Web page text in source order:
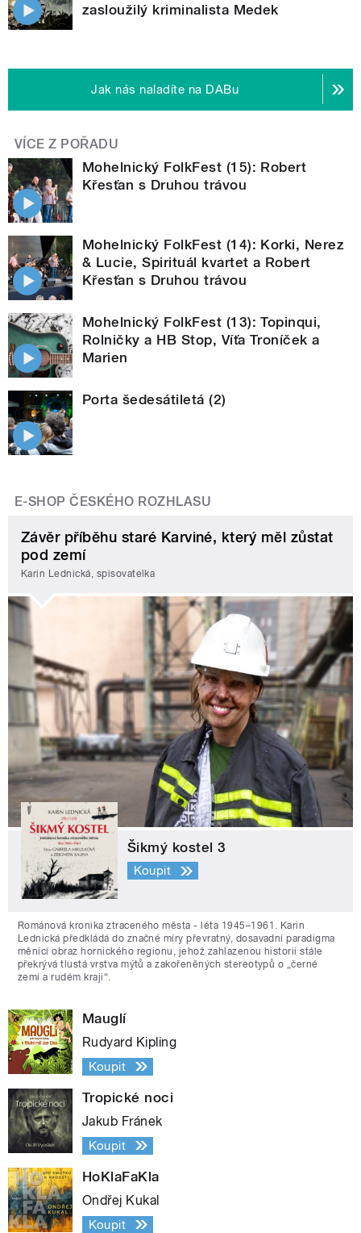
zasloužilý kriminalista Medek
Jak nás naladíte na DABu
VÍCE Z POŘADU
Mohelnický FolkFest (15): Robert
Křesťan s Druhou trávou
Mohelnický FolkFest (14): Korki, Nerez
& Lucie, Spirituál kvartet a Robert
Křesťan s Druhou trávou
Mohelnický FolkFest (13): Topinqui,
Rolničky a HB Stop, Víťa Troníček a
Marien
Porta šedesátiletá (2)
E-SHOP ČESKÉHO ROZHLASU
Závěr příběhu staré Karviné, který měl zůstat
pod zemí
Karin Lednická, spisovatelka
Šikmý kostel 3
Koupit
Románová kronika ztraceného města - léta 1945–1961. Karin
Lednická předkládá do značné míry převratný, dosavadní paradigma
měnící obraz hornického regionu, jehož zahlazenou historii stále
překrývá tlustá vrstva mýtů a zakořeněných stereotypů o „černé
zemi a rudém kraji“.
Mauglí
Rudyard Kipling
Koupit
Tropické noci
Jakub Fránek
Koupit
HoKlaFaKla
Ondřej Kukal
Koupit